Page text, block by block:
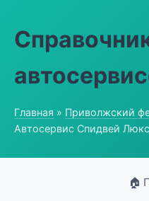
Главная » Приволжский
Автосервис Спидвей Люкс
🏠